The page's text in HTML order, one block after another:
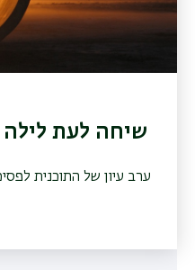
שיחה לעת
ערב עיון של התוכנית לפסיכותרפיה בגישה פסיכואנליטית,